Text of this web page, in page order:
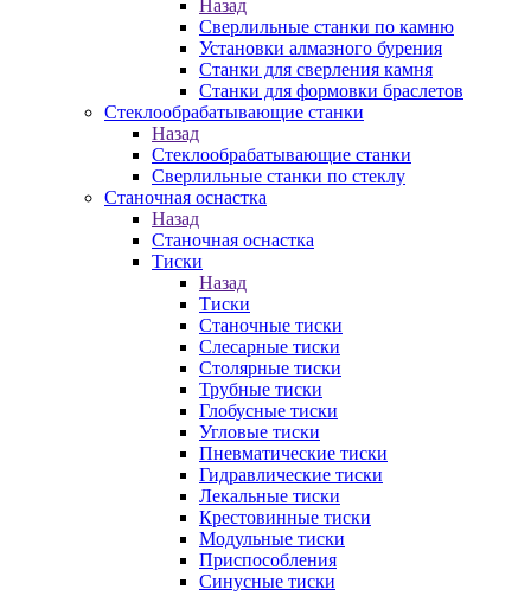
Назад
Сверлильные станки по камню
Установки алмазного бурения
Станки для сверления камня
Станки для формовки браслетов
Стеклообрабатывающие станки
Назад
Стеклообрабатывающие станки
Сверлильные станки по стеклу
Станочная оснастка
Назад
Станочная оснастка
Тиски
Назад
Тиски
Станочные тиски
Слесарные тиски
Столярные тиски
Трубные тиски
Глобусные тиски
Угловые тиски
Пневматические тиски
Гидравлические тиски
Лекальные тиски
Крестовинные тиски
Модульные тиски
Приспособления
Синусные тиски